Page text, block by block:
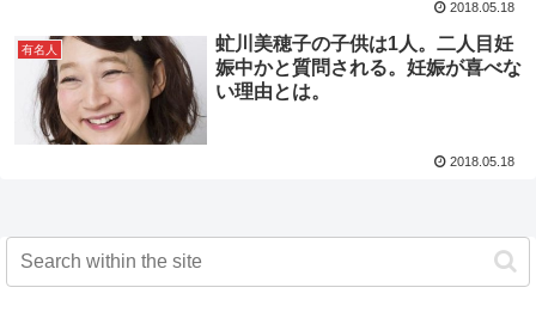
2018.05.18
有名人
虻川美穂子の子供は1人。二人目妊
娠中かと質問される。妊娠が喜べな
い理由とは。
2018.05.18